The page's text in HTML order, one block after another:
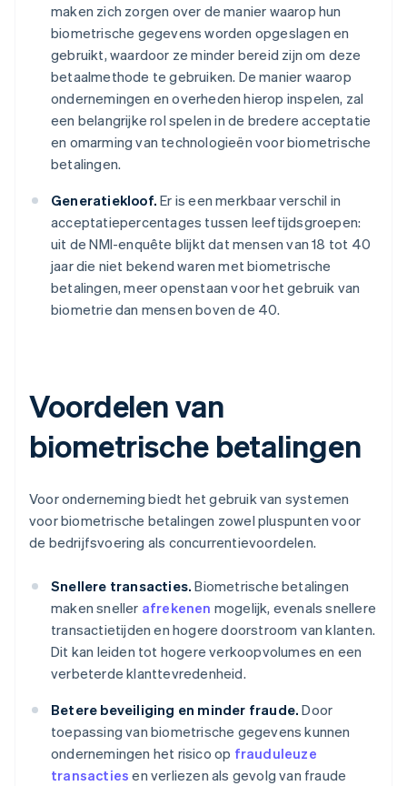
maken zich zorgen over de manier waarop hun
biometrische gegevens worden opgeslagen en
gebruikt, waardoor ze minder bereid zijn om deze
betaalmethode te gebruiken. De manier waarop
ondernemingen en overheden hierop inspelen, zal
een belangrijke rol spelen in de bredere acceptatie
en omarming van technologieën voor biometrische
betalingen.
Generatiekloof. Er is een merkbaar verschil in
acceptatiepercentages tussen leeftijdsgroepen:
uit de NMI-enquête blijkt dat mensen van 18 tot 40
jaar die niet bekend waren met biometrische
betalingen, meer openstaan voor het gebruik van
biometrie dan mensen boven de 40.
Voordelen van
biometrische betalingen
Voor onderneming biedt het gebruik van systemen
voor biometrische betalingen zowel pluspunten voor
de bedrijfsvoering als concurrentievoordelen.
Snellere transacties. Biometrische betalingen
maken sneller afrekenen mogelijk, evenals snellere
transactietijden en hogere doorstroom van klanten.
Dit kan leiden tot hogere verkoopvolumes en een
verbeterde klanttevredenheid.
Betere beveiliging en minder fraude. Door
toepassing van biometrische gegevens kunnen
ondernemingen het risico op frauduleuze
transacties en verliezen als gevolg van fraude